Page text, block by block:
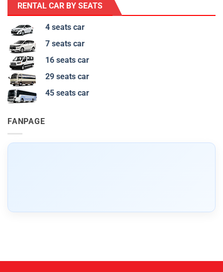
RENTAL CAR BY SEATS
4 seats car
7 seats car
16 seats car
29 seats car
45 seats car
FANPAGE